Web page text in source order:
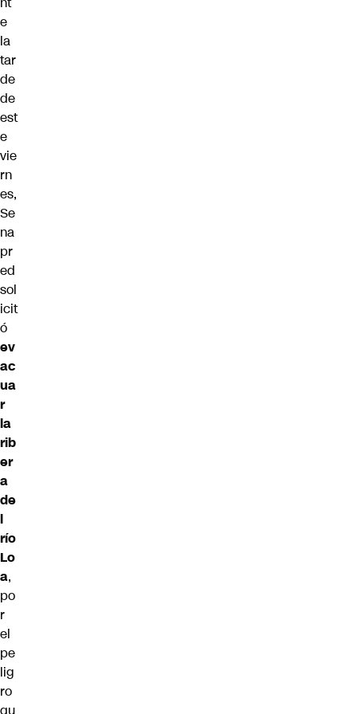
e
la
tar
de
de
est
e
vie
rn
es,
Se
na
pr
ed
sol
icit
ó
ev
ac
ua
r
la
rib
er
a
de
l
río
Lo
a,
po
r
el
pe
lig
ro
qu